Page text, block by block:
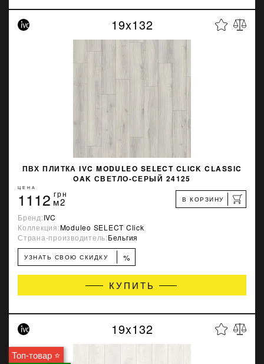
19x132
ПВХ ПЛИТКА IVC MODULEO SELECT CLICK CLASSIC
OAK СВЕТЛО-СЕРЫЙ 24125
ЦЕНА
1112 грн
м2 В КОРЗИНУ
Бренд:IVC
Коллекция:Moduleo SELECT Click
Страна-производитель:Бельгия
УЗНАТЬ СВОЮ СКИДКУ %
КУПИТЬ
Топ-товар ⭐
19x132